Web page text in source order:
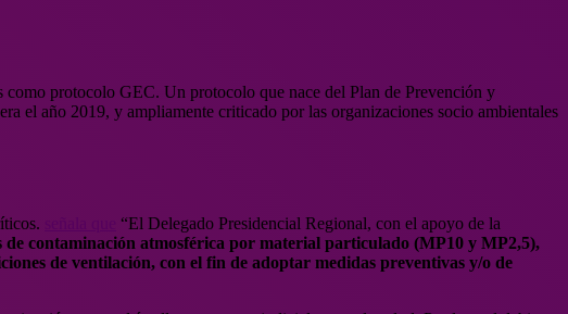
como protocolo GEC. Un protocolo que nace del Plan de Prevención y
el año 2019, y ampliamente criticado por las organizaciones socio ambientales
“El Delegado Presidencial Regional, con el apoyo de la
contaminación atmosférica por material particulado (MP10 y MP2,5),
de ventilación, con el fin de adoptar medidas preventivas y/o de